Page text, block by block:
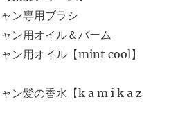
ン専用ブラシ
ン用オイル＆バーム
ン用オイル【mint cool】
ン髪の香水【k a m i k a z